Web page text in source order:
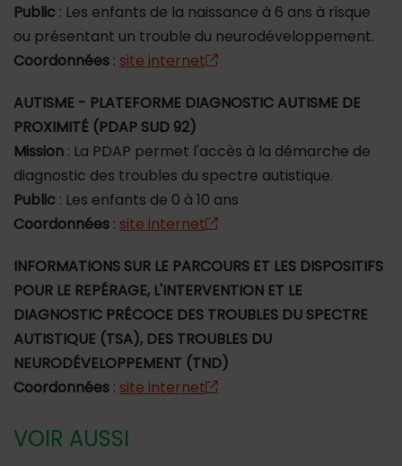
Public : Les enfants de la naissance à 6 ans à risque
ou présentant un trouble du neurodéveloppement.
Coordonnées : site internet
AUTISME - PLATEFORME DIAGNOSTIC AUTISME DE
PROXIMITÉ (PDAP SUD 92)
Mission : La PDAP permet l'accès à la démarche de
diagnostic des troubles du spectre autistique.
Public : Les enfants de 0 à 10 ans
Coordonnées : site internet
INFORMATIONS SUR LE PARCOURS ET LES DISPOSITIFS
POUR LE REPÉRAGE, L'INTERVENTION ET LE
DIAGNOSTIC PRÉCOCE DES TROUBLES DU SPECTRE
AUTISTIQUE (TSA), DES TROUBLES DU
NEURODÉVELOPPEMENT (TND)
Coordonnées : site internet
VOIR AUSSI